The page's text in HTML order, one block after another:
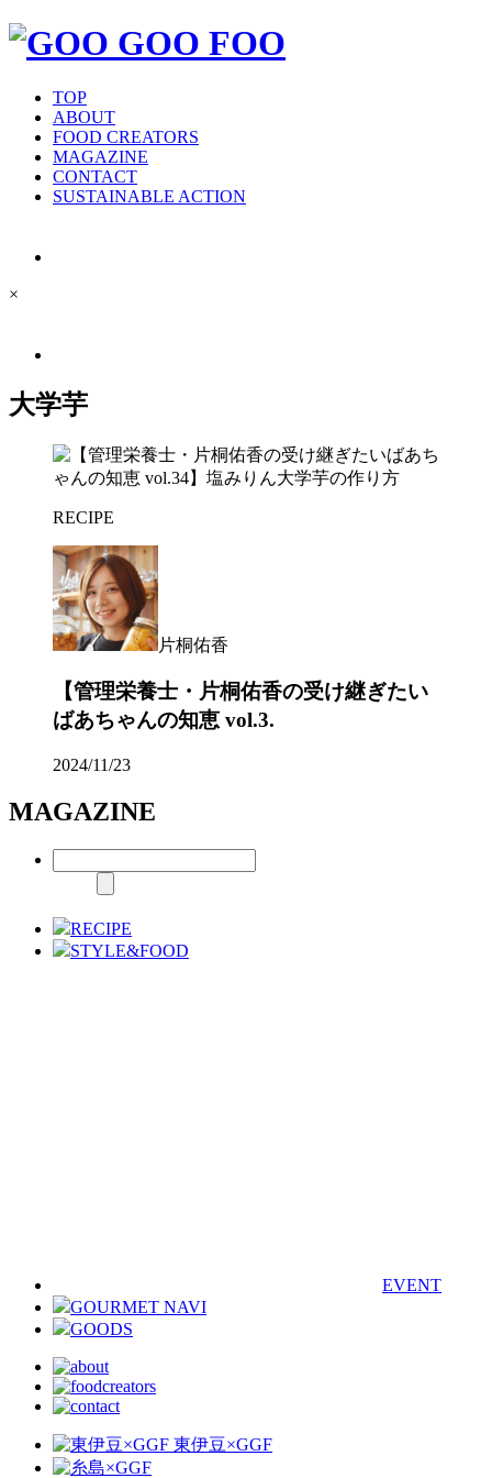
TOP
ABOUT
FOOD CREATORS
MAGAZINE
CONTACT
SUSTAINABLE ACTION
×
大学芋
RECIPE
片桐佑香
【管理栄養士・片桐佑香の受け継ぎたい
ばあちゃんの知恵 vol.3.
2024/11/23
MAGAZINE
RECIPE
STYLE&FOOD
EVENT
GOURMET NAVI
GOODS